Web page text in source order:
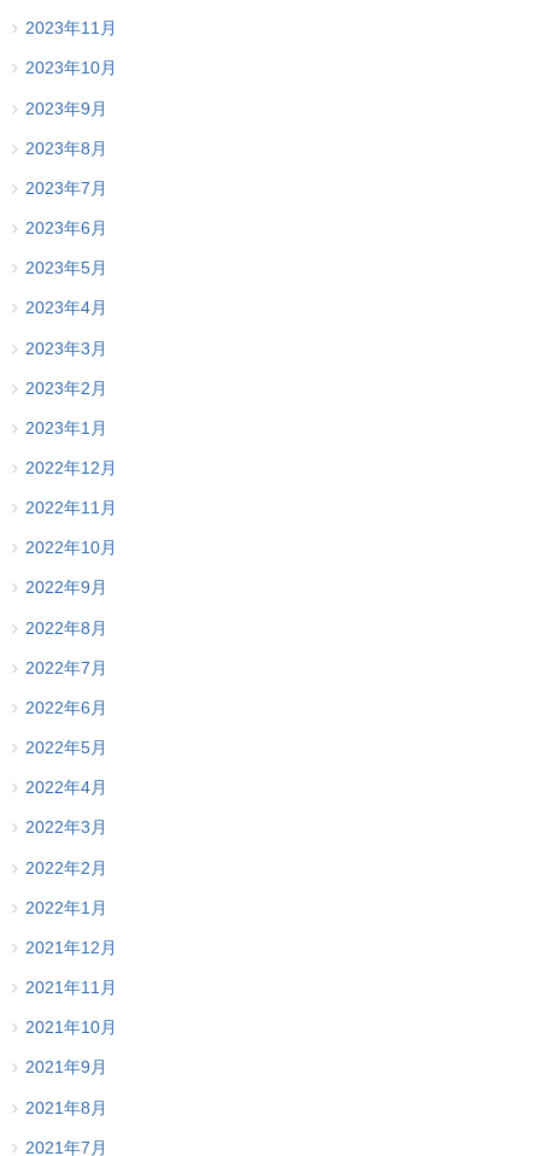
2023年11月
2023年10月
2023年9月
2023年8月
2023年7月
2023年6月
2023年5月
2023年4月
2023年3月
2023年2月
2023年1月
2022年12月
2022年11月
2022年10月
2022年9月
2022年8月
2022年7月
2022年6月
2022年5月
2022年4月
2022年3月
2022年2月
2022年1月
2021年12月
2021年11月
2021年10月
2021年9月
2021年8月
2021年7月